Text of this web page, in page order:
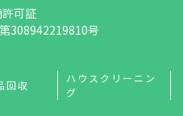
可証
308942219810号
回収
ハウスクリーニン
グ